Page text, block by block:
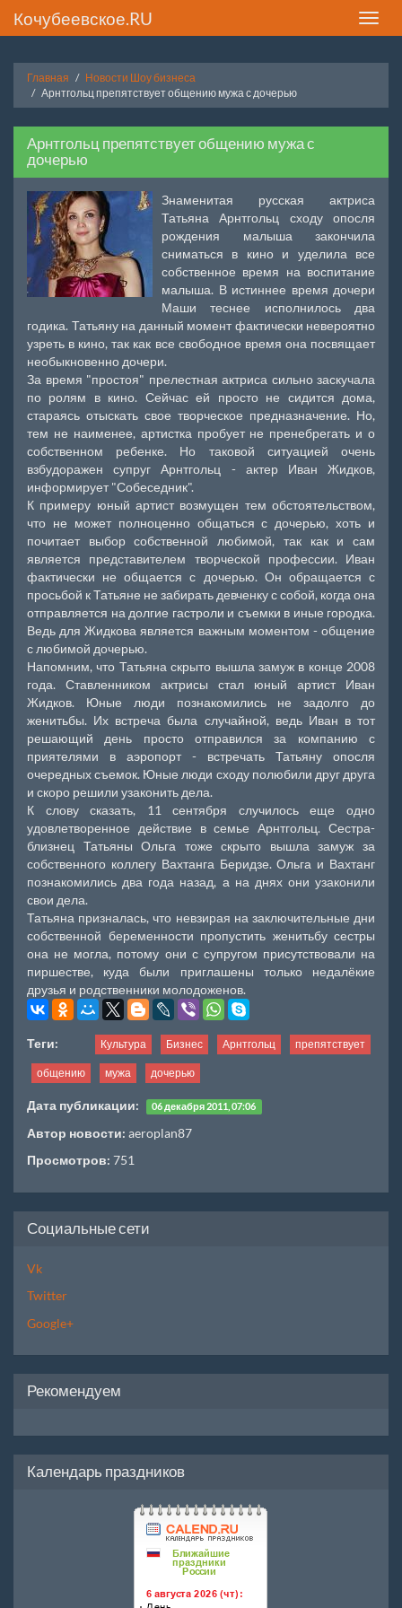
Toggle
Кочубеевское.RU
Главная
Новости Шоу бизнеса
Арнтгольц препятствует общению мужа с дочерью
Арнтгольц препятствует общению мужа с
дочерью
Знаменитая русская актриса
Татьяна Арнтгольц сходу опосля
рождения малыша закончила
сниматься в кино и уделила все
собственное время на воспитание
малыша. В истиннее время дочери
Маши теснее исполнилось два
годика. Татьяну на данный момент фактически невероятно
узреть в кино, так как все свободное время она посвящает
необыкновенно дочери.
За время "простоя" прелестная актриса сильно заскучала
по ролям в кино. Сейчас ей просто не сидится дома,
стараясь отыскать свое творческое предназначение. Но,
тем не наименее, артистка пробует не пренебрегать и о
собственном ребенке. Но таковой ситуацией очень
взбудоражен супруг Арнтгольц - актер Иван Жидков,
информирует "Собеседник".
К примеру юный артист возмущен тем обстоятельством,
что не может полноценно общаться с дочерью, хоть и
почитает выбор собственной любимой, так как и сам
является представителем творческой профессии. Иван
фактически не общается с дочерью. Он обращается с
просьбой к Татьяне не забирать девченку с собой, когда она
отправляется на долгие гастроли и съемки в иные городка.
Ведь для Жидкова является важным моментом - общение
с любимой дочерью.
Напомним, что Татьяна скрыто вышла замуж в конце 2008
года. Ставленником актрисы стал юный артист Иван
Жидков. Юные люди познакомились не задолго до
женитьбы. Их встреча была случайной, ведь Иван в тот
решающий день просто отправился за компанию с
приятелями в аэропорт - встречать Татьяну опосля
очередных съемок. Юные люди сходу полюбили друг друга
и скоро решили узаконить дела.
К слову сказать, 11 сентября случилось еще одно
удовлетворенное действие в семье Арнтгольц. Сестра-
близнец Татьяны Ольга тоже скрыто вышла замуж за
собственного коллегу Вахтанга Беридзе. Ольга и Вахтанг
познакомились два года назад, а на днях они узаконили
свои дела.
Татьяна призналась, что невзирая на заключительные дни
собственной беременности пропустить женитьбу сестры
она не могла, потому они с супругом присутствовали на
пиршестве, куда были приглашены только недалёкие
друзья и родственники молодоженов.
Теги: Культура Бизнес Арнтгольц препятствует
общению мужа дочерью
Дата публикации: 06 декабря 2011, 07:06
Автор новости: aeroplan87
Просмотров: 751
Социальные сети
Vk
Twitter
Google+
Рекомендуем
Календарь праздников